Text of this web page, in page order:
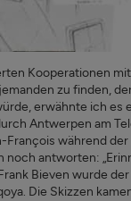
Kooperationen
zu finden,
erwähnte ich es
Antwerpen am
François während
noch antworten:
Bieven wurde
Die Skizzen